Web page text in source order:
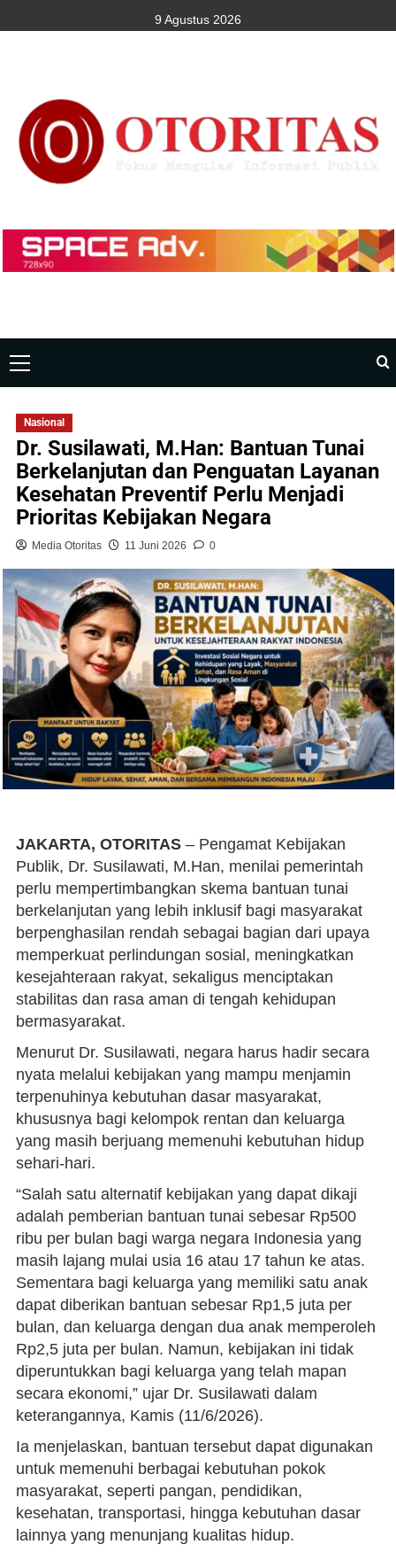
9 Agustus 2026
Nasional
Dr. Susilawati, M.Han: Bantuan Tunai
Berkelanjutan dan Penguatan Layanan
Kesehatan Preventif Perlu Menjadi
Prioritas Kebijakan Negara
Media Otoritas 11 Juni 2026 0
JAKARTA, OTORITAS– Pengamat Kebijakan
Publik, Dr. Susilawati, M.Han, menilai pemerintah
perlu mempertimbangkan skema bantuan tunai
berkelanjutan yang lebih inklusif bagi masyarakat
berpenghasilan rendah sebagai bagian dari upaya
memperkuat perlindungan sosial, meningkatkan
kesejahteraan rakyat, sekaligus menciptakan
stabilitas dan rasa aman di tengah kehidupan
bermasyarakat.
Menurut Dr. Susilawati, negara harus hadir secara
nyata melalui kebijakan yang mampu menjamin
terpenuhinya kebutuhan dasar masyarakat,
khususnya bagi kelompok rentan dan keluarga
yang masih berjuang memenuhi kebutuhan hidup
sehari-hari.
“Salah satu alternatif kebijakan yang dapat dikaji
adalah pemberian bantuan tunai sebesar Rp500
ribu per bulan bagi warga negara Indonesia yang
masih lajang mulai usia 16 atau 17 tahun ke atas.
Sementara bagi keluarga yang memiliki satu anak
dapat diberikan bantuan sebesar Rp1,5 juta per
bulan, dan keluarga dengan dua anak memperoleh
Rp2,5 juta per bulan. Namun, kebijakan ini tidak
diperuntukkan bagi keluarga yang telah mapan
secara ekonomi,” ujar Dr. Susilawati dalam
keterangannya, Kamis (11/6/2026).
Ia menjelaskan, bantuan tersebut dapat digunakan
untuk memenuhi berbagai kebutuhan pokok
masyarakat, seperti pangan, pendidikan,
kesehatan, transportasi, hingga kebutuhan dasar
lainnya yang menunjang kualitas hidup.